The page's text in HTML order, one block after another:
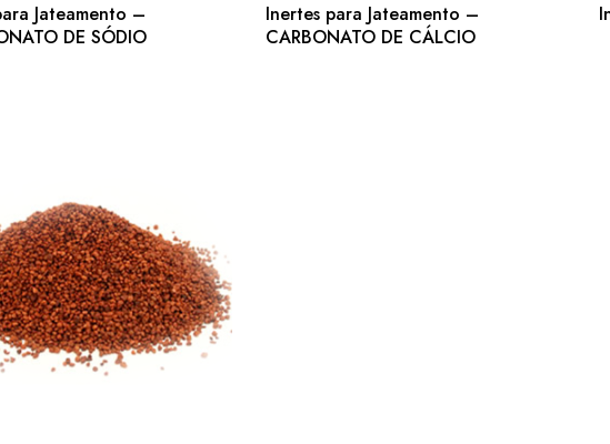
Jateamento –
DE SÓDIO
Inertes para Jateamento –
CARBONATO DE CÁLCIO